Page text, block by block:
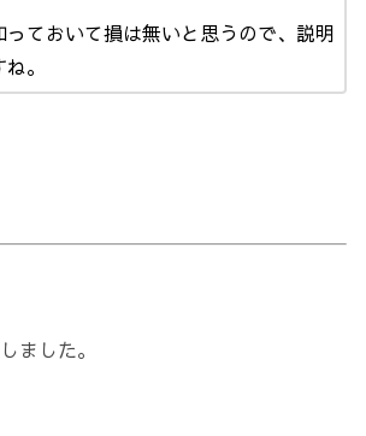
っておいて損は無いと思うので、説明
。
ました。